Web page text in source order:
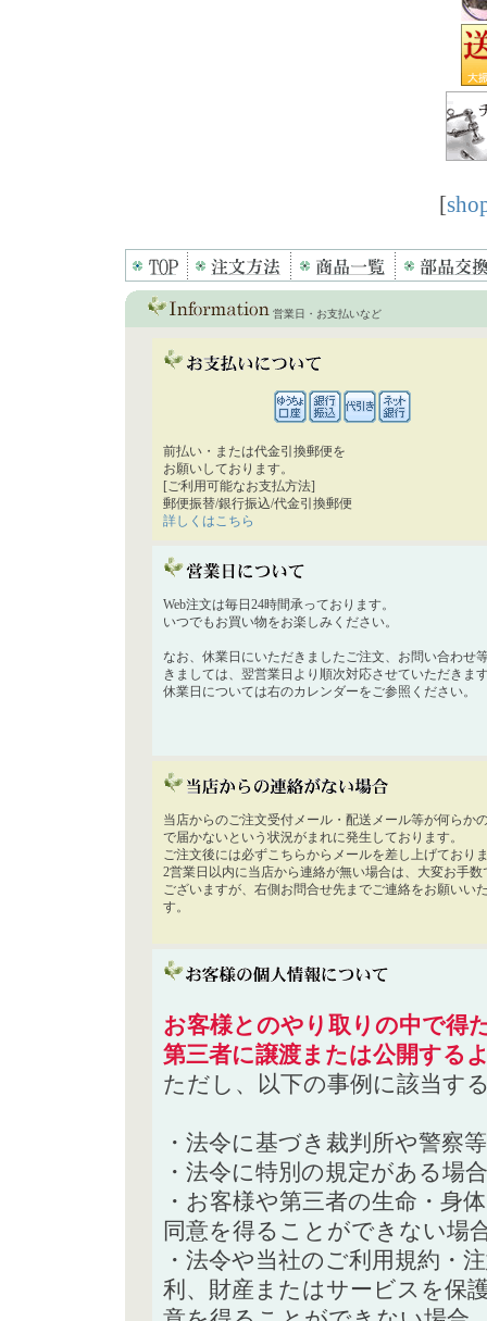
[
営業日・お支払いなど
前払い・または代金引換郵便を
お願いしております。
[ご利用可能なお支払方法]
郵便振替/銀行振込/代金引換郵便
詳しくはこちら
Web注文は毎日24時間承っております。
いつでもお買い物をお楽しみください。
なお、休業日にいただきましたご注文、お問い合わせ
きましては、翌営業日より順次対応させていただきま
休業日については右のカレンダーをご参照ください。
当店からのご注文受付メール・配送メール等が何らか
で届かないという状況がまれに発生しております。
ご注文後には必ずこちらからメールを差し上げており
2営業日以内に当店から連絡が無い場合は、大変お手数
ございますが、右側お問合せ先までご連絡をお願いい
す。
お客様とのやり取りの中で得
第三者に譲渡または公開する
ただし、以下の事例に該当す
・法令に基づき裁判所や警察
・法令に特別の規定がある場合
・お客様や第三者の生命・身
同意を得ることができない場
・法令や当社のご利用規約・
利、財産またはサービスを保